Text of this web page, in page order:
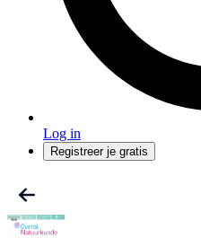
Log in
Registreer je gratis